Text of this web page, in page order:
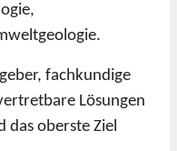
fachkundige
Lösungen
das oberste Ziel